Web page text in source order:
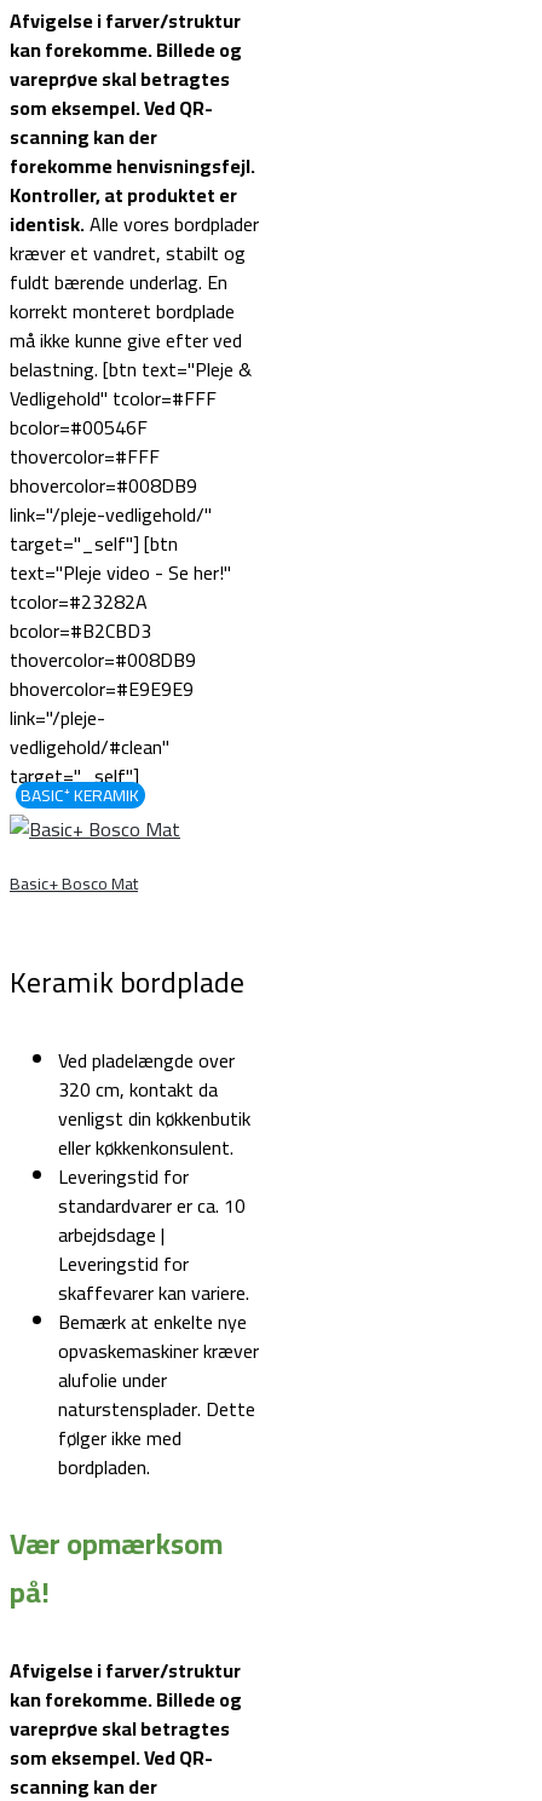
Afvigelse i farver/struktur
kan forekomme. Billede og
vareprøve skal betragtes
som eksempel.Ved QR-
scanning kan der
forekomme henvisningsfejl.
Kontroller, at produktet er
identisk.Alle vores bordplader
kræver et vandret, stabilt og
fuldt bærende underlag. En
korrekt monteret bordplade
må ikke kunne give efter ved
belastning. [btn text="Pleje &
Vedligehold" tcolor=#FFF
bcolor=#00546F
thovercolor=#FFF
bhovercolor=#008DB9
link="/pleje-vedligehold/"
target="_self"] [btn
text="Pleje video - Se her!"
tcolor=#23282A
bcolor=#B2CBD3
thovercolor=#008DB9
bhovercolor=#E9E9E9
link="/pleje-
vedligehold/#clean"
target="_self"]
BASIC⁺ KERAMIK
Basic+ Bosco Mat
Keramik bordplade
Ved pladelængde over
320 cm, kontakt da
venligst din køkkenbutik
eller køkkenkonsulent.
Leveringstid for
standardvarer er ca. 10
arbejdsdage |
Leveringstid for
skaffevarer kan variere.
Bemærk at enkelte nye
opvaskemaskiner kræver
alufolie under
naturstensplader. Dette
følger ikke med
bordpladen.
Vær opmærksom
på!
Afvigelse i farver/struktur
kan forekomme. Billede og
vareprøve skal betragtes
som eksempel.Ved QR-
scanning kan der